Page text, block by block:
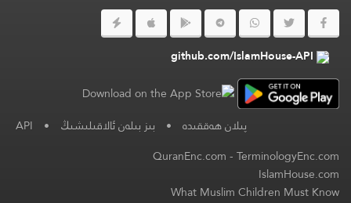
github.com/IslamHouse-API
پىلان ھەققىدە • بىز بىلەن ئالاقىلىشىڭ •
API
QuranEnc.com-TerminologyEnc.com
IslamHouse.com
What Muslim Children Must Know